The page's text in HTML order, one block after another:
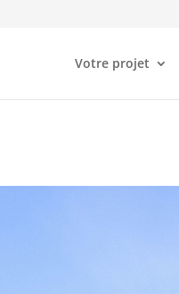
Votre projet